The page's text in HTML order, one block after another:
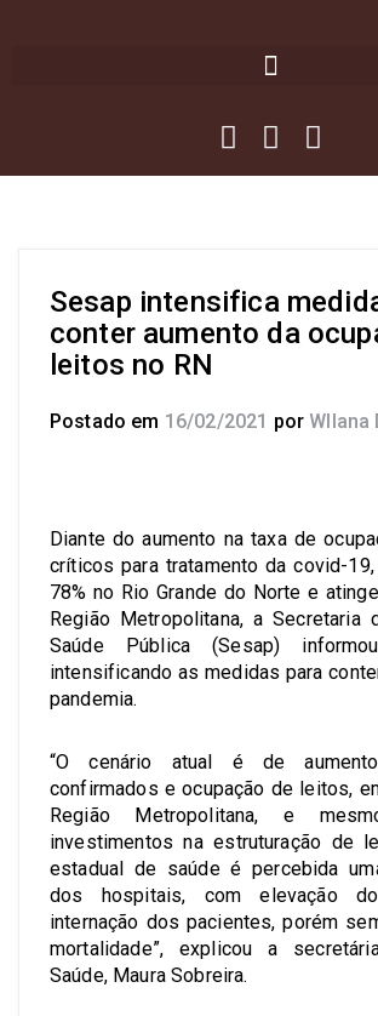
Sesap intensifica
conter aumento da
leitos no RN
Postado em 16/02/2021 por Wllana
Diante do aumento na taxa de
críticos para tratamento da covid-
78% no Rio Grande do Norte e
Região Metropolitana, a Secretaria
Saúde Pública (Sesap)
intensificando as medidas para
pandemia.
“O cenário atual é de
confirmados e ocupação de leitos,
Região Metropolitana, e
investimentos na estruturação de
estadual de saúde é percebida
dos hospitais, com elevação
internação dos pacientes, porém
mortalidade”, explicou a
Saúde, Maura Sobreira.